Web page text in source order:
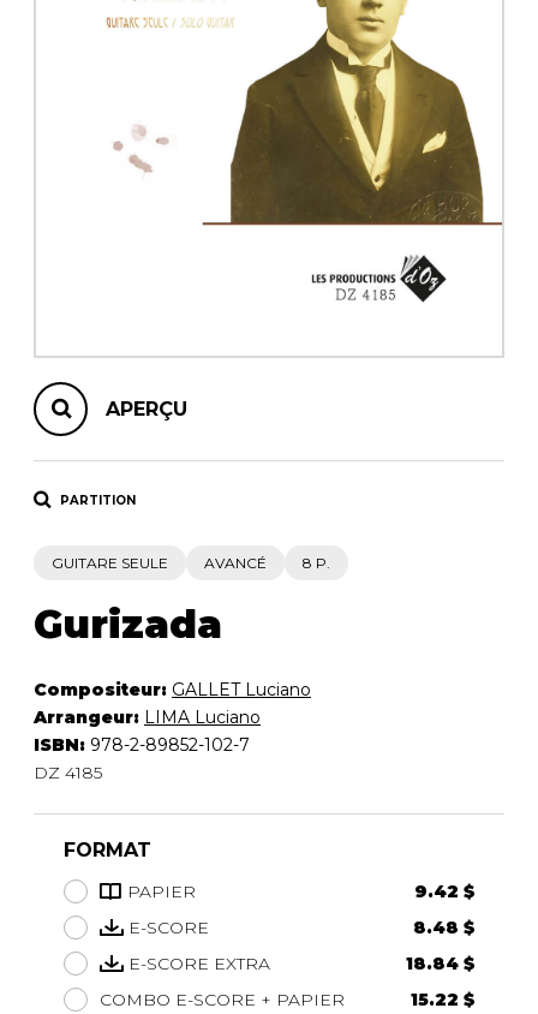
APERÇU
PARTITION
GUITARE SEULE AVANCÉ 8 P.
Gurizada
Compositeur: GALLET Luciano
Arrangeur: LIMA Luciano
ISBN: 978-2-89852-102-7
DZ 4185
FORMAT
PAPIER
9.42 $
E-SCORE
8.48 $
E-SCORE EXTRA
18.84 $
COMBO E-SCORE + PAPIER
15.22 $